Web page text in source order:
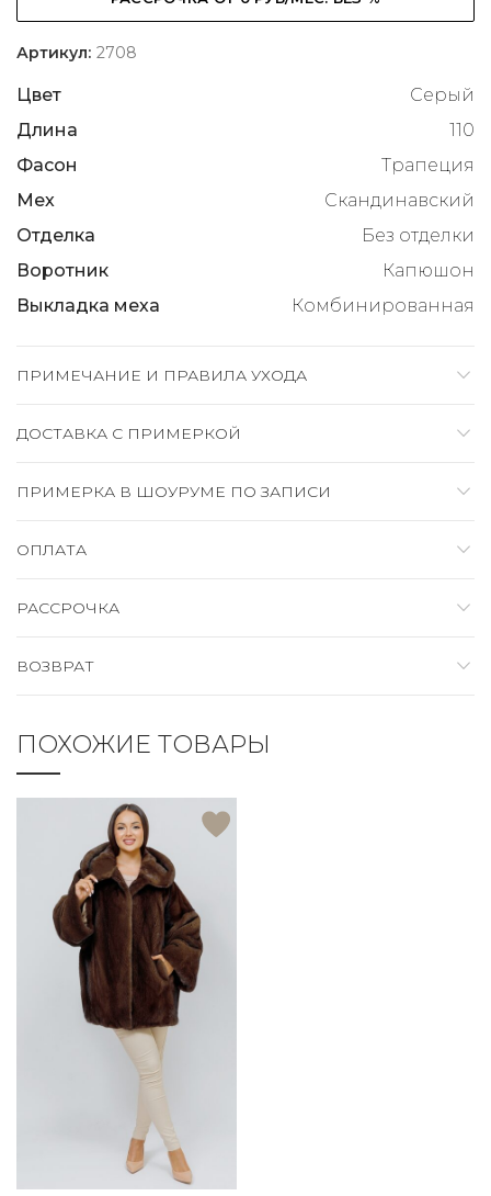
Артикул: 2708
Цвет
Серый
Длина
110
Фасон
Трапеция
Мех
Скандинавский
Отделка
Без отделки
Воротник
Капюшон
Выкладка меха
Комбинированная
ПРИМЕЧАНИЕ И ПРАВИЛА УХОДА
ДОСТАВКА C ПРИМЕРКОЙ
ПРИМЕРКА В ШОУРУМЕ ПО ЗАПИСИ
ОПЛАТА
РАССРОЧКА
ВОЗВРАТ
ПОХОЖИЕ ТОВАРЫ